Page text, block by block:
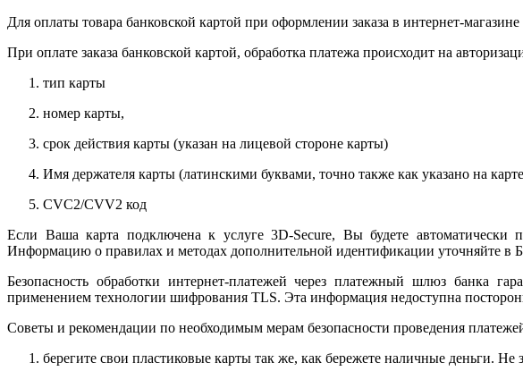
Для оплаты товара банковской картой при оформлении заказа в интернет-
При оплате заказа банковской картой, обработка платежа происходит на
тип карты
номер карты,
срок действия карты (указан на лицевой стороне карты)
Имя держателя карты (латинскими буквами, точно также как указано на
CVC2/CVV2 код
Если Ваша карта подключена к услуге 3D-Secure, Вы будете автоматически
Информацию о правилах и методах дополнительной идентификации уточняйте в
Безопасность обработки интернет-платежей через платежный шлюз банка
применением технологии шифрования TLS. Эта информация недоступна
Советы и рекомендации по необходимым мерам безопасности проведения
берегите свои пластиковые карты так же, как бережете наличные деньги.